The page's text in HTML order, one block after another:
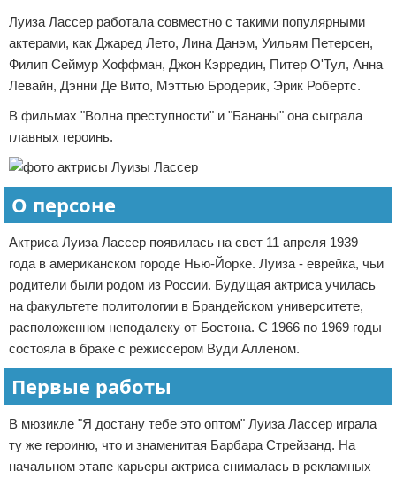
Луиза Лассер работала совместно с такими популярными
актерами, как Джаред Лето, Лина Данэм, Уильям Петерсен,
Филип Сеймур Хоффман, Джон Кэрредин, Питер О'Тул, Анна
Левайн, Дэнни Де Вито, Мэттью Бродерик, Эрик Робертс.
В фильмах "Волна преступности" и "Бананы" она сыграла
главных героинь.
О персоне
Актриса Луиза Лассер появилась на свет 11 апреля 1939
года в американском городе Нью-Йорке. Луиза - еврейка, чьи
родители были родом из России. Будущая актриса училась
на факультете политологии в Брандейском университете,
расположенном неподалеку от Бостона. С 1966 по 1969 годы
состояла в браке с режиссером Вуди Алленом.
Первые работы
В мюзикле "Я достану тебе это оптом" Луиза Лассер играла
ту же героиню, что и знаменитая Барбара Стрейзанд. На
начальном этапе карьеры актриса снималась в рекламных